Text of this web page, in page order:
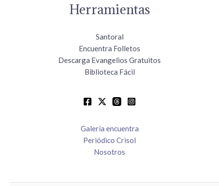
Herramientas
Santoral
Encuentra Folletos
Descarga Evangelios Gratuitos
Biblioteca Fácil
Galería encuentra
Periódico Crisol
Nosotros